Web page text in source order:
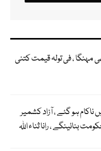
مہنگا ، فی تولہ قیمت کتنی
ناکام ہو گئے ، آزاد کشمیر
بنائینگے ، رانا ثناء اللہ